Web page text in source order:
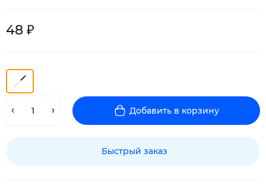
48 ₽
Добавить в корзину
Быстрый заказ